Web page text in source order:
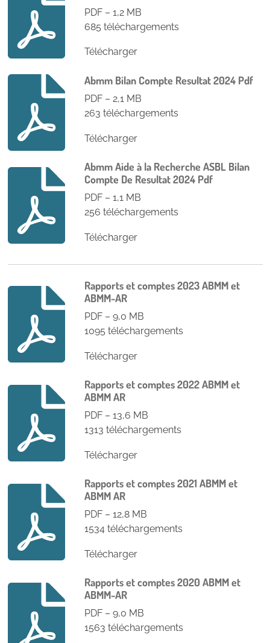
PDF – 1,2 MB
685 téléchargements
Télécharger
Abmm Bilan Compte Resultat 2024 Pdf
PDF – 2,1 MB
263 téléchargements
Télécharger
Abmm Aide à la Recherche ASBL Bilan
Compte De Resultat 2024 Pdf
PDF – 1,1 MB
256 téléchargements
Télécharger
Rapports et comptes 2023 ABMM et
ABMM-AR
PDF – 9,0 MB
1095 téléchargements
Télécharger
Rapports et comptes 2022 ABMM et
ABMM AR
PDF – 13,6 MB
1313 téléchargements
Télécharger
Rapports et comptes 2021 ABMM et
ABMM AR
PDF – 12,8 MB
1534 téléchargements
Télécharger
Rapports et comptes 2020 ABMM et
ABMM-AR
PDF – 9,0 MB
1563 téléchargements